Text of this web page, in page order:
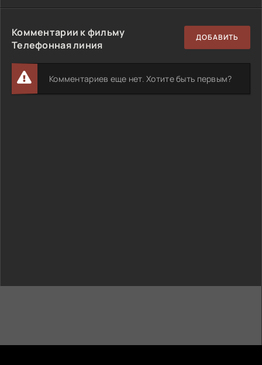
Комментарии к фильму
Телефонная линия
ДОБАВИТЬ
Комментариев еще нет. Хотите быть первым?